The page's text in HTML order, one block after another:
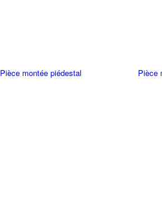
Pièce montée piédestal Pièce